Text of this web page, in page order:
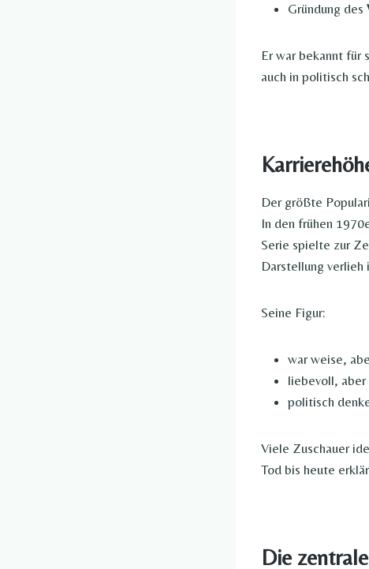
Gründung des
Er war bekannt für
auch in politisch
Der größte
In den frühen
Serie spielte zur
Darstellung
Seine Figur:
war weise,
liebevoll,
politisch
Viele Zuschauer
Tod bis heute
Die